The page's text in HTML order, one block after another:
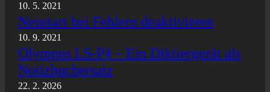
10. 5. 2021
Neustart bei Fehlern deaktivieren
10. 9. 2021
Olympus LS-P4 – Ein Diktiergerät als
Notizbuchersatz
22. 2. 2026